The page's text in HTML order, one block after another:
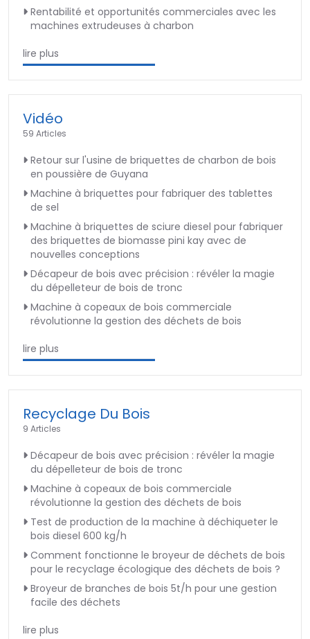
Rentabilité et opportunités commerciales avec les
machines extrudeuses à charbon
lire plus
Vidéo
59 Articles
Retour sur l'usine de briquettes de charbon de bois
en poussière de Guyana
Machine à briquettes pour fabriquer des tablettes
de sel
Machine à briquettes de sciure diesel pour fabriquer
des briquettes de biomasse pini kay avec de
nouvelles conceptions
Décapeur de bois avec précision : révéler la magie
du dépelleteur de bois de tronc
Machine à copeaux de bois commerciale
révolutionne la gestion des déchets de bois
lire plus
Recyclage Du Bois
9 Articles
Décapeur de bois avec précision : révéler la magie
du dépelleteur de bois de tronc
Machine à copeaux de bois commerciale
révolutionne la gestion des déchets de bois
Test de production de la machine à déchiqueter le
bois diesel 600 kg/h
Comment fonctionne le broyeur de déchets de bois
pour le recyclage écologique des déchets de bois ?
Broyeur de branches de bois 5t/h pour une gestion
facile des déchets
lire plus